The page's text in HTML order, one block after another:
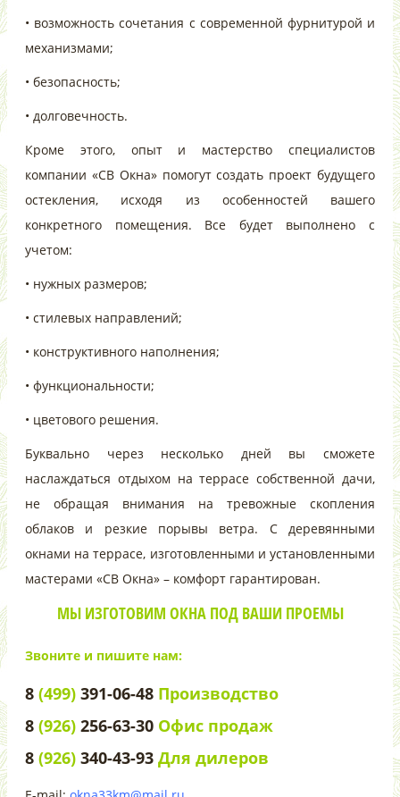
• возможность сочетания с современной фурнитурой и
механизмами;
• безопасность;
• долговечность.
Кроме этого, опыт и мастерство специалистов
компании «СВ Окна» помогут создать проект будущего
остекления, исходя из особенностей вашего
конкретного помещения. Все будет выполнено с
учетом:
• нужных размеров;
• стилевых направлений;
• конструктивного наполнения;
• функциональности;
• цветового решения.
Буквально через несколько дней вы сможете
наслаждаться отдыхом на террасе собственной дачи,
не обращая внимания на тревожные скопления
облаков и резкие порывы ветра. С деревянными
окнами на террасе, изготовленными и установленными
мастерами «СВ Окна» – комфорт гарантирован.
МЫ ИЗГОТОВИМ ОКНА ПОД ВАШИ ПРОЕМЫ
Звоните и пишите нам:
8 (499) 391-06-48 Производство
8 (926) 256-63-30 Офис продаж
8 (926) 340-43-93 Для дилеров